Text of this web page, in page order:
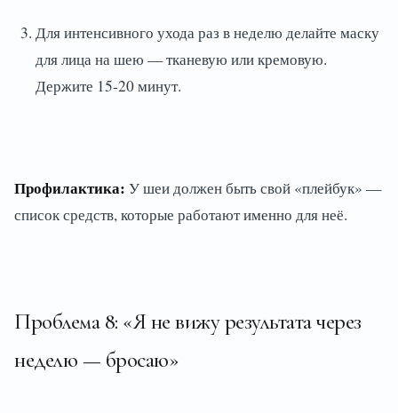
Для интенсивного ухода раз в неделю делайте маску
для лица на шею — тканевую или кремовую.
Держите 15-20 минут.
Профилактика: У шеи должен быть свой «плейбук» —
список средств, которые работают именно для неё.
Проблема 8: «Я не вижу результата через
неделю — бросаю»